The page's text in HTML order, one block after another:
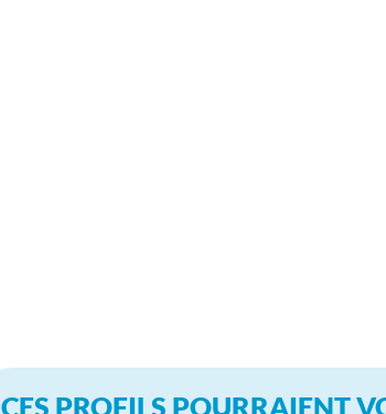
CES PROFILS POURRAIENT